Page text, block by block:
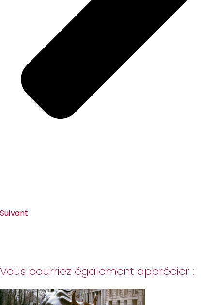
Suivant
Vous pourriez également apprécier :